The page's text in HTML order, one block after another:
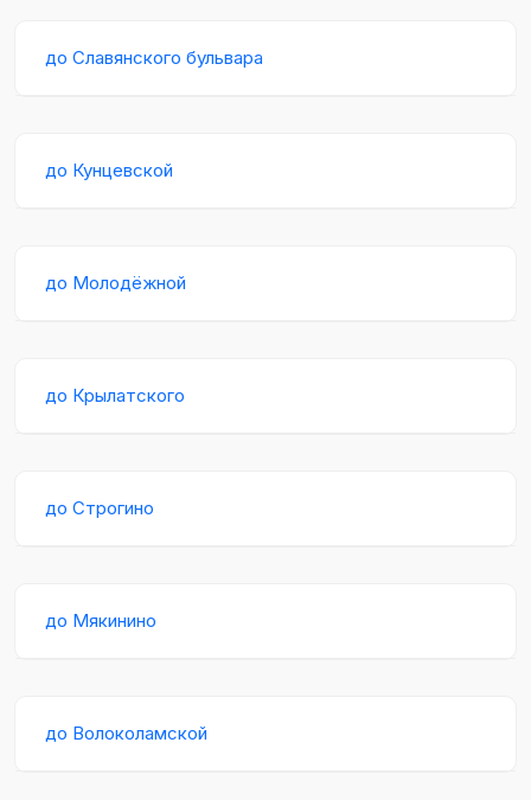
до Славянского бульвара
до Кунцевской
до Молодёжной
до Крылатского
до Строгино
до Мякинино
до Волоколамской